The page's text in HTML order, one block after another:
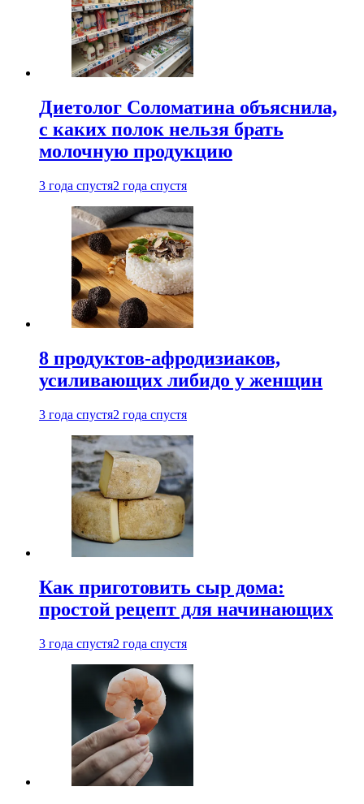
Диетолог Соломатина объяснила,
с каких полок нельзя брать
молочную продукцию
3 года спустя2 года спустя
8 продуктов-афродизиаков,
усиливающих либидо у женщин
3 года спустя2 года спустя
Как приготовить сыр дома:
простой рецепт для начинающих
3 года спустя2 года спустя